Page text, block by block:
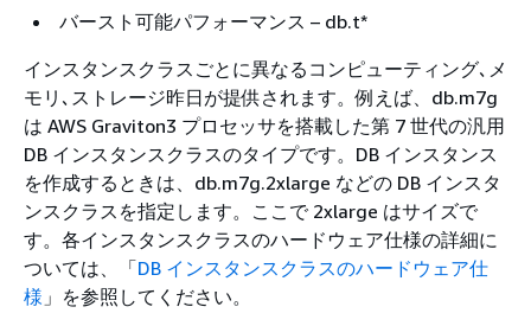
バースト可能パフォーマンス – db.t*
インスタンスクラスごとに異なるコンピューティング､メ
モリ､ストレージ昨日が提供されます。例えば、db.m7g
は AWS Graviton3 プロセッサを搭載した第 7 世代の汎用
DB インスタンスクラスのタイプです。DB インスタンス
を作成するときは、db.m7g.2xlarge などの DB インスタ
ンスクラスを指定します。ここで 2xlarge はサイズで
す。各インスタンスクラスのハードウェア仕様の詳細に
ついては、「DB インスタンスクラスのハードウェア仕
様 」を参照してください。